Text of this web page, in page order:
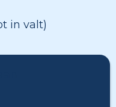
in valt)